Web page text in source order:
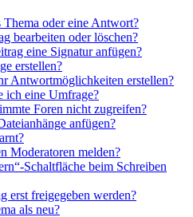
Thema oder eine Antwort?
bearbeiten oder löschen?
eine Signatur anfügen?
erstellen?
Antwortmöglichkeiten erstellen?
ich eine Umfrage?
Foren nicht zugreifen?
anfügen?
Moderatoren melden?
Schaltfläche beim Schreiben
erst freigegeben werden?
als neu?